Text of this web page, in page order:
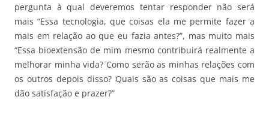
pergunta à qual deveremos tentar responder não será
mais “Essa tecnologia, que coisas ela me permite fazer a
mais em relação ao que eu fazia antes?”, mas muito mais
“Essa bioextensão de mim mesmo contribuirá realmente a
melhorar minha vida? Como serão as minhas relações com
os outros depois disso? Quais são as coisas que mais me
dão satisfação e prazer?”